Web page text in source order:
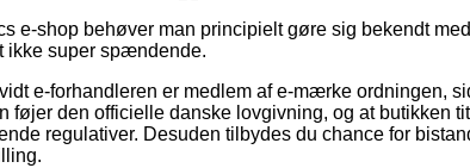
e-shop behøver man principielt gøre sig bekendt
ikke super spændende.
e-forhandleren er medlem af e-mærke ordningen,
føjer den officielle danske lovgivning, og at butikken
regulativer. Desuden tilbydes du chance for